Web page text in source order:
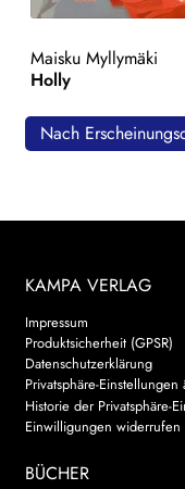
Search:
Maisku Myllymäki
Holly
Nach
KAMPA VERLAG
Impressum
Produktsicherheit (GPSR)
Datenschutzerklärung
Privatsphäre-Einstellungen
Historie der Privatsphäre-
Einwilligungen widerrufen
BÜCHER